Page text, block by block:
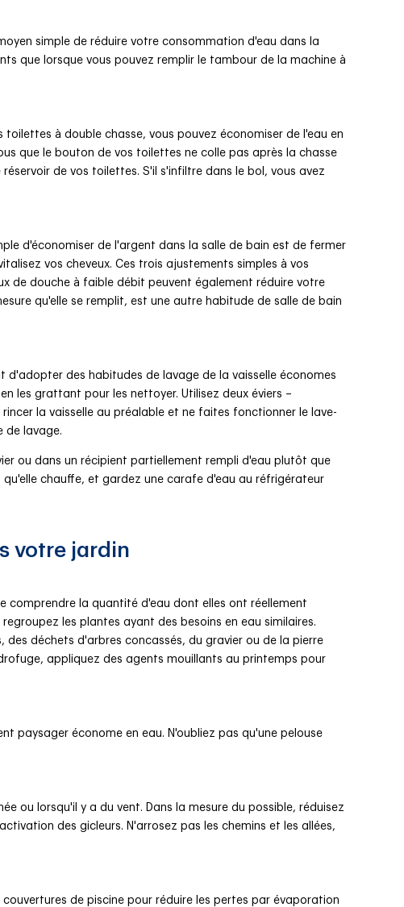
simple de réduire votre consommation d'eau dans la
que lorsque vous pouvez remplir le tambour de la machine à
à double chasse, vous pouvez économiser de l'eau en
que le bouton de vos toilettes ne colle pas après la chasse
de vos toilettes. S'il s'infiltre dans le bol, vous avez
d'économiser de l'argent dans la salle de bain est de fermer
vos cheveux. Ces trois ajustements simples à vos
de douche à faible débit peuvent également réduire votre
qu'elle se remplit, est une autre habitude de salle de bain
des habitudes de lavage de la vaisselle économes
les grattant pour les nettoyer. Utilisez deux éviers –
la vaisselle au préalable et ne faites fonctionner le lave-
de lavage.
ou dans un récipient partiellement rempli d'eau plutôt que
chauffe, et gardez une carafe d'eau au réfrigérateur
votre jardin
comprendre la quantité d'eau dont elles ont réellement
les plantes ayant des besoins en eau similaires.
des déchets d'arbres concassés, du gravier ou de la pierre
appliquez des agents mouillants au printemps pour
paysager économe en eau. N'oubliez pas qu'une pelouse
ou lorsqu'il y a du vent. Dans la mesure du possible, réduisez
des gicleurs. N'arrosez pas les chemins et les allées,
de piscine pour réduire les pertes par évaporation